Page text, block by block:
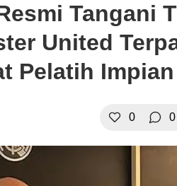
Tangani
United
Pelatih Impian
0 0